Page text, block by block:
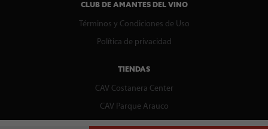
CLUB DE AMANTES DEL VINO
Términos y Condiciones de Uso
Política de privacidad
TIENDAS
CAV Costanera Center
CAV Parque Arauco